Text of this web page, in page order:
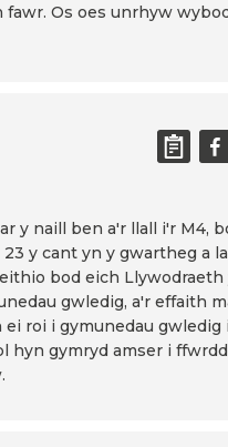
Os oes unrhyw
y naill ben a'r llall i'r M4,
y cant yn y gwartheg a
bod eich
gwledig, a'r effaith
roi i gymunedau gwledig
hyn gymryd amser i